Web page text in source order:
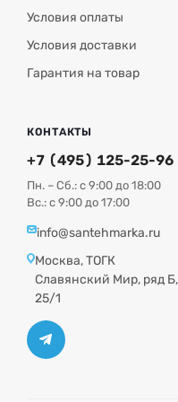
ЖК-дисплей с
СистемаAnti-Stop
циркуляционный
Условия оплаты
Условия доставки
Гарантия на товар
КОНТАКТЫ
+7 (495) 125-25-96
Пн. – Сб.: с 9:00 до 18:00
Вс.: с 9:00 до 17:00
info@santehmarka.ru
Москва, ТОГК
Славянский Мир, ряд Б,
25/1